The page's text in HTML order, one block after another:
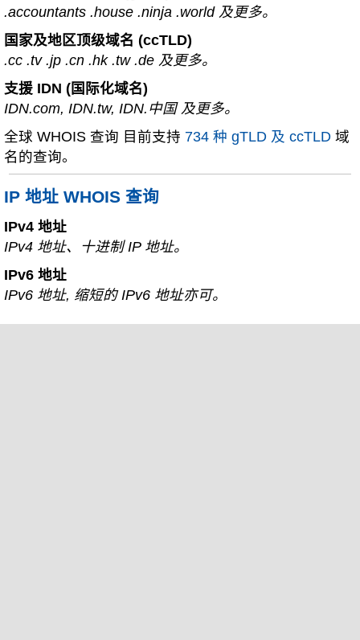
.accountants .house .ninja .world 及更多。
国家及地区顶级域名 (ccTLD)
.cc .tv .jp .cn .hk .tw .de 及更多。
支援 IDN (国际化域名)
IDN.com, IDN.tw, IDN.中国 及更多。
全球 WHOIS 查询 目前支持 734 种 gTLD 及 ccTLD 域
名的查询。
IP 地址 WHOIS 查询
IPv4 地址
IPv4 地址、十进制 IP 地址。
IPv6 地址
IPv6 地址, 缩短的 IPv6 地址亦可。